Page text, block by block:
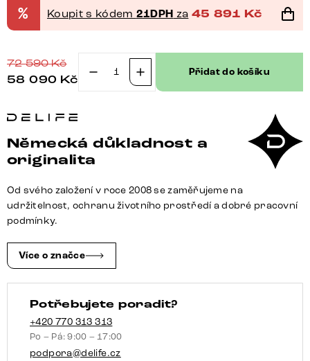
% Koupit s kódem 21DPH za 45 891 Kč
72 590Kč
58 090 Kč
keramika
Laminam®
Sabbia
dubová
nerezová
ocel
grafitová
množství
Přidat do košíku
Německá důkladnost a
originalita
Od svého založení v roce 2008 se zaměřujeme na
udržitelnost, ochranu životního prostředí a dobré pracovní
podmínky.
Více o značce
Potřebujete poradit?
+420 770 313 313
Po – Pá: 9:00 – 17:00
podpora@delife.cz